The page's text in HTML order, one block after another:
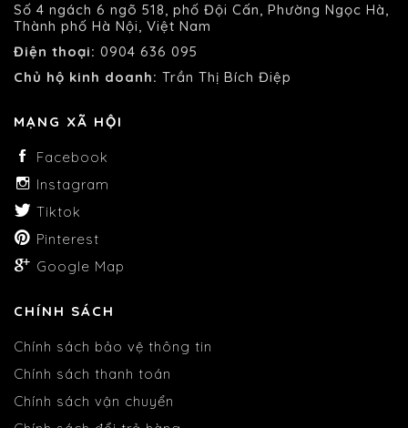
Số 4 ngách 6 ngõ 518, phố Đội Cấn, Phường Ngọc Hà,
Thành phố Hà Nội, Việt Nam
Điện thoại: 0904 636 095
Chủ hộ kinh doanh: Trần Thị Bích Điệp
MẠNG XÃ HỘI
Facebook
Instagram
Tiktok
Pinterest
Google Map
CHÍNH SÁCH
Chính sách bảo vệ thông tin
Chính sách thanh toán
Chính sách vận chuyển